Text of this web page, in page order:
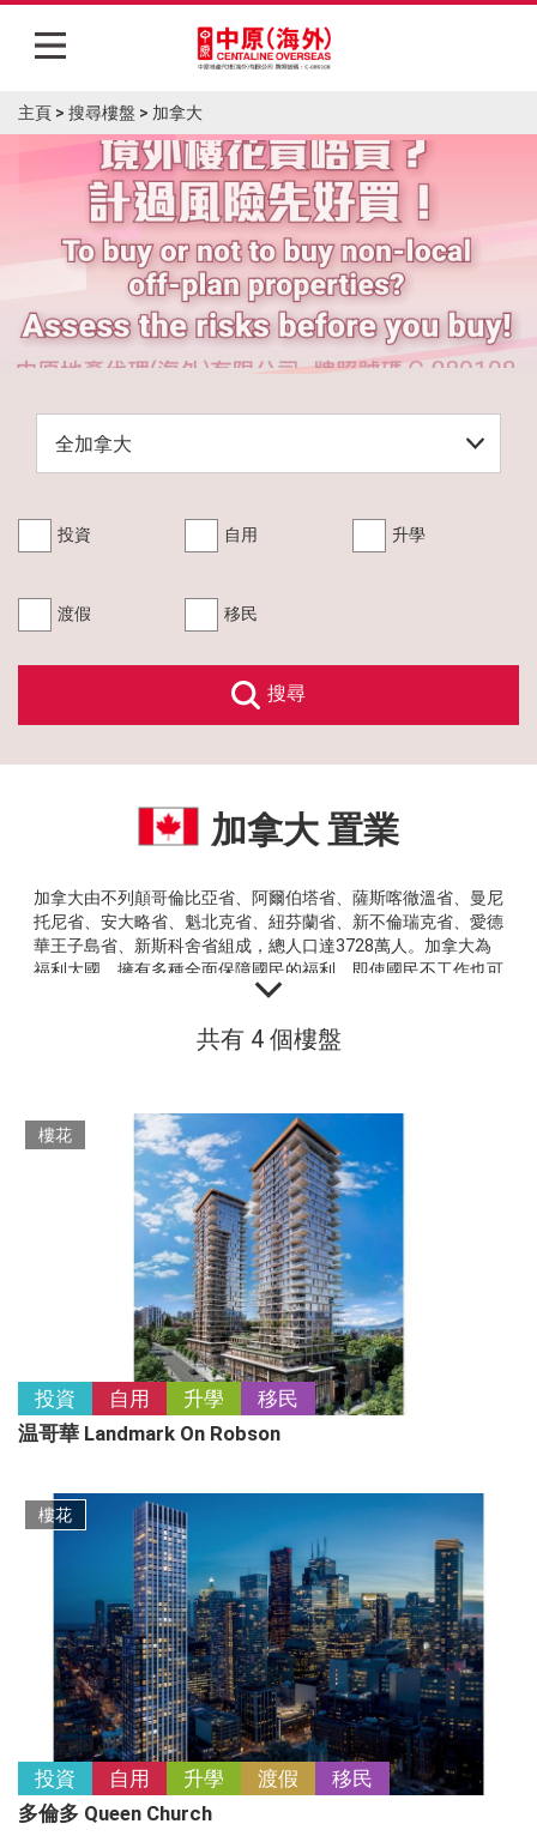
主頁
筍盤Blog
焦點樓盤
大灣區專區
二手專區
展銷活動
移民服務
業主委託及發展商合作
中原地產代理(海外)有限公司
本網頁所提供資料僅作參考用途。若因錯
漏而引致任何不便或損失，中原地產代理
(海外)概不負責。
使用條款 私隱政策聲明
© 2026 中原地產(海外)代理有限公司
Centaline Overseas Limited 版權所有
如有任何問題，可查詢：
852-2810 1515
主頁 > 搜尋樓盤 > 加拿大
投資 自用 升學
渡假 移民
搜尋
加拿大 置業
加拿大由不列顛哥倫比亞省、阿爾伯塔省、薩斯喀徹溫省、曼尼
托尼省、安大略省、魁北克省、紐芬蘭省、新不倫瑞克省、愛德
華王子島省、新斯科舍省組成，總人口達3728萬人。加拿大為
福利大國，擁有多種全面保障國民的福利，即使國民不工作也可
以依賴政府福利維持低水平生活質素。完善的醫療保險系統：若
就連一些普遍的藥物都不用付藥費。完善的教育制度：其教育制
共有 4 個樓盤
樓花
投資 自用 升學
移民
温哥華 Landmark On Robson
樓花
投資 自用 升學 渡假
移民
多倫多 Queen Church